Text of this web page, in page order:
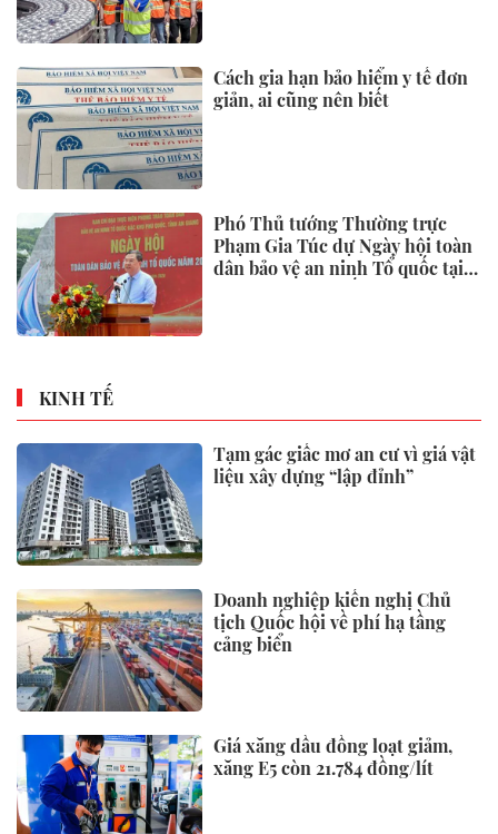
Cách gia hạn bảo hiểm y tế đơn
giản, ai cũng nên biết
Phó Thủ tướng Thường trực
Phạm Gia Túc dự Ngày hội toàn
dân bảo vệ an ninh Tổ quốc tại
KINH TẾ
Tạm gác giấc mơ an cư vì giá vật
liệu xây dựng “lập đỉnh”
Doanh nghiệp kiến nghị Chủ
tịch Quốc hội về phí hạ tầng
cảng biển
Giá xăng dầu đồng loạt giảm,
xăng E5 còn 21.784 đồng/lít